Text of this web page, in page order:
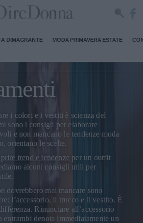
DIMAGRANTE MODA PRIMAVERA ESTATE
i colori e i vestiti è scienza del
sono i consigli per elaborare
e non mancano le tendenze moda
orientano le scelte.
trend e tendenze per un outfit
alcuni consigli utili per
dovrebbero mai mancare sono
l’accessorio, il trucco e il vestito. È
. Rinunciare all’accessorio
entrambi denota immediatamente un